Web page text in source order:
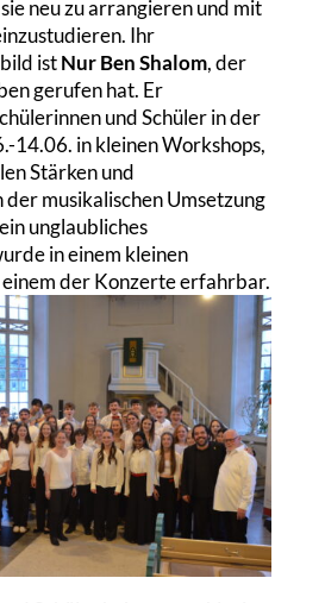
neu zu arrangieren und mit
Ihr
istNur Ben Shalom, der
gerufen hat. Er
und Schüler in der
14.06. in kleinen Workshops,
Stärken und
musikalischen Umsetzung
unglaubliches
in einem kleinen
der Konzerte erfahrbar.